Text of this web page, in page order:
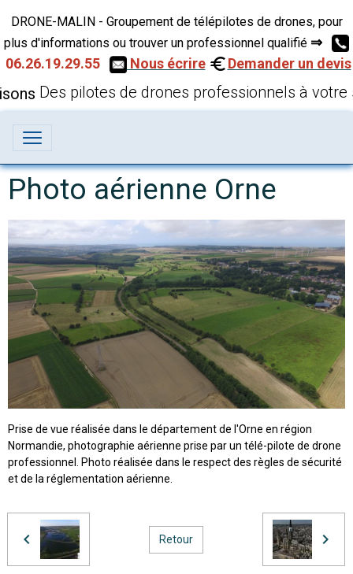
DRONE-MALIN - Groupement de télépilotes de drones, pour
plus d'informations ou trouver un professionnel qualifié ⇒
06.26.19.29.55
Nous écrire Demander un devis
Des pilotes de drones professionnels à votre
Photo aérienne Orne
Prise de vue réalisée dans le département de l'Orne en région
Normandie, photographie aérienne prise par un télé-pilote de drone
professionnel. Photo réalisée dans le respect des règles de sécurité
et de la réglementation aérienne.
Retour